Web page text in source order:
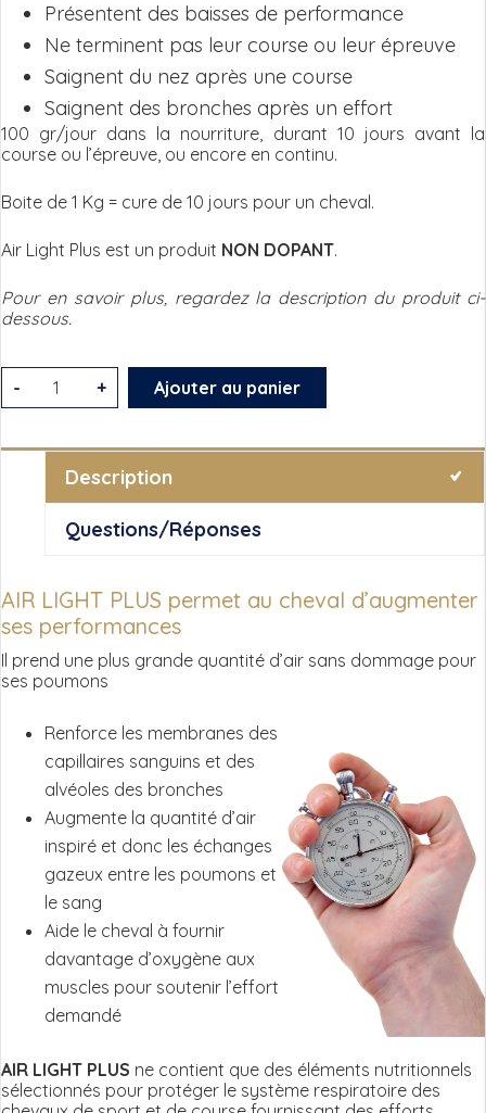
Présentent des baisses de performance
Ne terminent pas leur course ou leur épreuve
Saignent du nez après une course
Saignent des bronches après un effort
100 gr/jour dans la nourriture, durant 10 jours avant la
course ou l’épreuve, ou encore en continu.
Boite de 1 Kg = cure de 10 jours pour un cheval.
Air Light Plus est un produit NON DOPANT.
Pour en savoir plus, regardez la description du produit ci-
dessous.
quantité
de
Airlightplus
- + Ajouter au panier
Description
Questions/Réponses
AIR LIGHT PLUS permet au cheval d’augmenter
ses performances
Il prend une plus grande quantité d’air sans dommage pour
ses poumons
Renforce les membranes des
capillaires sanguins et des
alvéoles des bronches
Augmente la quantité d’air
inspiré et donc les échanges
gazeux entre les poumons et
le sang
Aide le cheval à fournir
davantage d’oxygène aux
muscles pour soutenir l’effort
demandé
AIR LIGHT PLUS ne contient que des éléments nutritionnels
sélectionnés pour protéger le système respiratoire des